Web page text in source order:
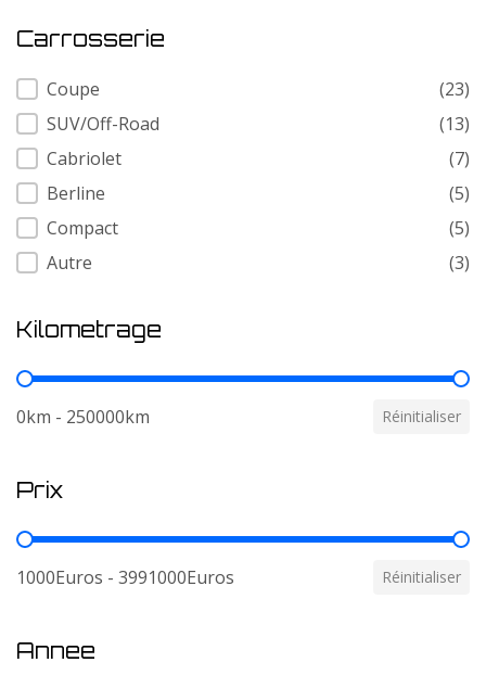
Carrosserie
Carrosserie
Coupe
(23)
SUV/Off-Road
(13)
Cabriolet
(7)
Berline
(5)
Compact
(5)
Autre
(3)
Kilometrage
Kilometrage
0km - 250000km Réinitialiser
Prix
Prix
1000Euros - 3991000Euros Réinitialiser
Annee